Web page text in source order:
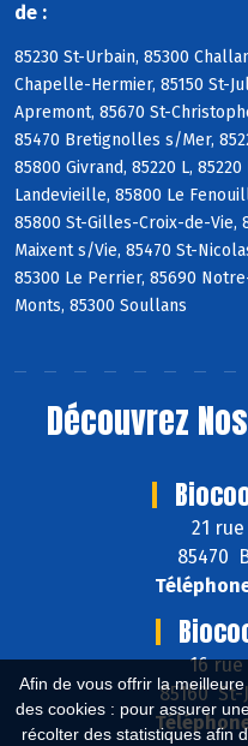
Afin de vous offrir la
des cookies : pour assurer
récolter des statistiques afin
de :
85230 St-Urbain, 85300
Chapelle-Hermier, 85150 St-
Apremont, 85670 St-
85470 Bretignolles s/Mer,
85800 Givrand, 85220 L,
Landevieille, 85800 Le
85800 St-Gilles-Croix-de-Vie,
Maixent s/Vie, 85470 St-
85300 Le Perrier, 85690
Monts, 85300 Soullans
Découvrez
21
85470
16
85160